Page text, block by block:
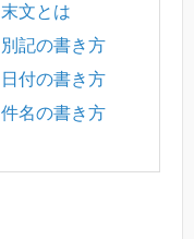
末文とは
別記の書き方
日付の書き方
件名の書き方